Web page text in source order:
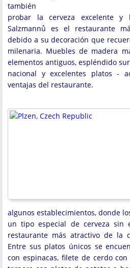
también
probar la cerveza excelente y
Salzmannů es el restaurante
debido a su decoración que
milenaria. Muebles de madera
elementos antiguos, espléndido
nacional y excelentes platos -
ventajas del restaurante.
algunos establecimientos, donde
un tipo especial de cerveza sin
restaurante más atractivo de la
Entre sus platos únicos se
con espinacas, filete de cerdo